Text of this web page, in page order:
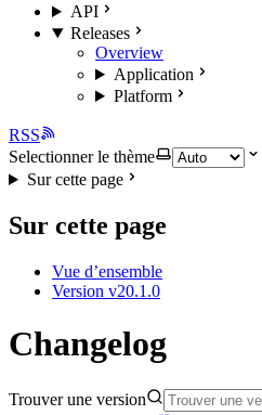
API
Releases
Overview
Application
Platform
RSS
Selectionner le thème
Sur cette page
Sur cette page
Vue d’ensemble
Version v20.1.0
Changelog
Trouver une version